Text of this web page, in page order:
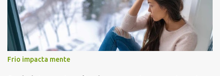
show, é algo surreal. Muita gente que nos acompanha, desde os
tempos de ‘Clone’ e ‘Golzinho Quadrado’ e, poder seguir juntos
agora, nessa caminhada com ‘Fraquinho de Aparência’, é
gratificante”, comentam os cantores. Além de rodar várias regiões
do Brasil com a agenda de shows, Júnior & Cézar estão lançando
"Simplesmente". O projeto nasceu em 2024, contendo 14 faixas
Frio impacta mente